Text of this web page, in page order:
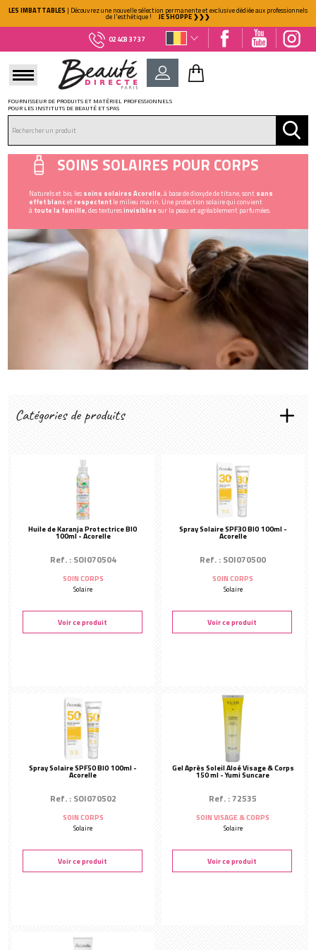
LES IMBATTABLES | Découvrez une nouvelle sélection permanente et exclusive dédiée aux professionnels
de l'esthétique ! JE SHOPPE ❯❯❯
02 403 37 37
NOUVEAU CLIENT ?
Créez votre compte
Créer mon compte
FOURNISSEUR DE PRODUITS ET MATÉRIEL PROFESSIONNELS
POUR LES INSTITUTS DE BEAUTÉ ET SPAS
SOINS SOLAIRES POUR CORPS
Naturels et bio, les soins solaires Acorelle, à base de dioxyde de titane, sont sans
effet blancetrespectent le milieu marin. Une protection solaire qui convient
à toute la famille, des texturesinvisibles sur la peau et agréablement parfumées.
Catégories de produits
Fraîcheur marine
Gourmand
Les essentiels
TYPES DE SOINS
Modelage bougie
Modelage pochons
Modelage pierres chaudes
Jambes & gel conducteur
Déodorants
Soin Enfants
Minceur
AUTRES MARQUES
Huile de Karanja Protectrice BIO
100ml - Acorelle
Ref. : SOI070504
SOIN CORPS
Solaire
Voir ce produit
Spray Solaire SPF30 BIO 100ml -
Acorelle
Ref. : SOI070500
SOIN CORPS
Solaire
Voir ce produit
Spray Solaire SPF50 BIO 100ml -
Acorelle
Ref. : SOI070502
SOIN CORPS
Solaire
Voir ce produit
Gel Après Soleil Aloé Visage & Corps
150 ml - Yumi Suncare
Ref. : 72535
SOIN VISAGE & CORPS
Solaire
Voir ce produit